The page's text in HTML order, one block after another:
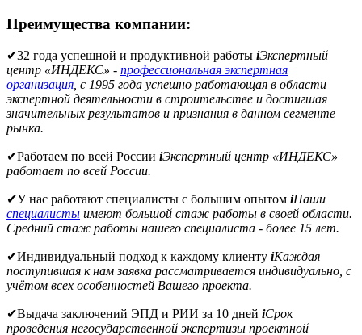
Преимущества компании:
✔32 года успешной и продуктивной работы iЭкспертный
центр «ИНДЕКС» - профессиональная экспертная
организация, с 1995 года успешно работающая в области
экспертной деятельности в строительстве и достигшая
значительных результатов и признания в данном сегменте
рынка.
✔Работаем по всей России iЭкспертный центр «ИНДЕКС»
работает по всей России.
✔У нас работают специалисты с большим опытом iНаши
специалисты имеют большой стаж работы в своей области.
Средний стаж работы нашего специалиста - более 15 лет.
✔Индивидуальный подход к каждому клиенту iКаждая
поступившая к нам заявка рассматривается индивидуально, с
учётом всех особенностей Вашего проекта.
✔Выдача заключений ЭПД и РИИ за 10 дней iСрок
проведения негосударственной экспертизы проектной